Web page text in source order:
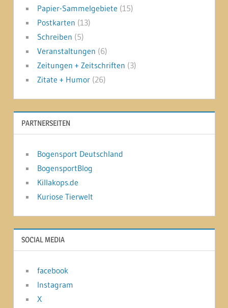
Papier-Sammelgebiete (15)
Postkarten (13)
Schreiben (5)
Veranstaltungen (6)
Zeitungen + Zeitschriften (3)
Zitate + Humor(26)
PARTNERSEITEN
Bogensport Deutschland
BogensportBlog
Killakops.de
Kuriose Tierwelt
SOCIAL MEDIA
facebook
Instagram
X